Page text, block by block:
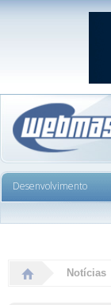
Desenvolvimento
Notícias